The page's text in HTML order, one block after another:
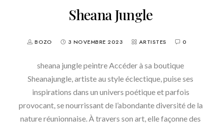
Sheana Jungle
BOZO 3 NOVEMBRE 2023 ARTISTES 0
sheana jungle peintre Accéder à sa boutique
Sheanajungle, artiste au style éclectique, puise ses
inspirations dans un univers poétique et parfois
provocant, se nourrissant de l’abondante diversité de la
nature réunionnaise. À travers son art, elle façonne des